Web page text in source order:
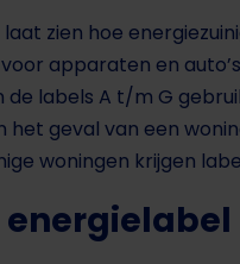
zien hoe
apparaten en
de labels A t/m G
het geval van een
woningen krijgen
energielabel